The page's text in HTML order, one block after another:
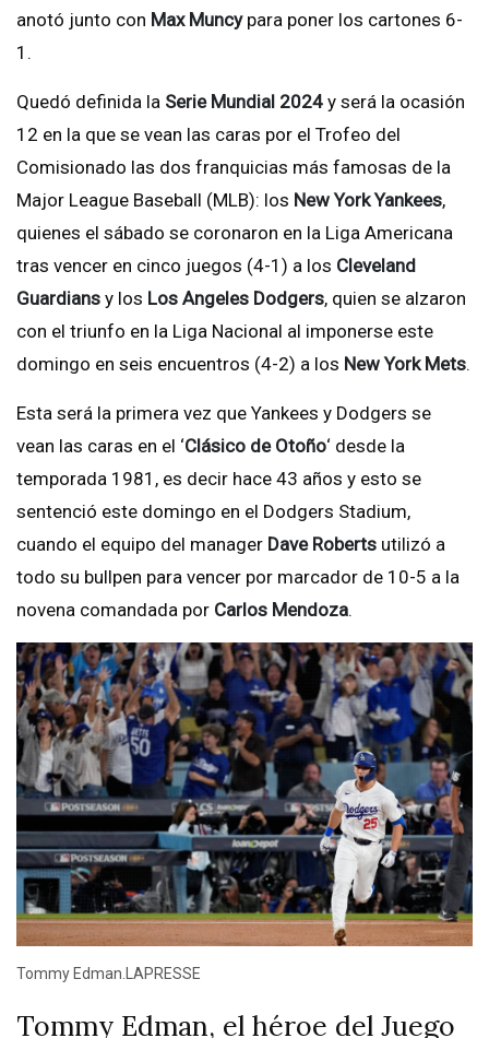
anotó junto con Max Muncypara poner los cartones 6-
1.
Quedó definida la Serie Mundial 2024 y será la ocasión
12 en la que se vean las caras por el Trofeo del
Comisionado las dos franquicias más famosas de la
Major League Baseball (MLB): los New York Yankees,
quienes el sábado se coronaron en la Liga Americana
tras vencer en cinco juegos (4-1) a los Cleveland
Guardians y los Los Angeles Dodgers, quien se alzaron
con el triunfo en la Liga Nacional al imponerse este
domingo en seis encuentros (4-2) a los New York Mets.
Esta será la primera vez que Yankees y Dodgers se
vean las caras en el ‘Clásico de Otoño‘ desde la
temporada 1981, es decir hace 43 años y esto se
sentenció este domingo en el Dodgers Stadium,
cuando el equipo del manager Dave Roberts utilizó a
todo su bullpen para vencer por marcador de 10-5 a la
novena comandada por Carlos Mendoza.
Tommy Edman.LAPRESSE
Tommy Edman, el héroe del Juego